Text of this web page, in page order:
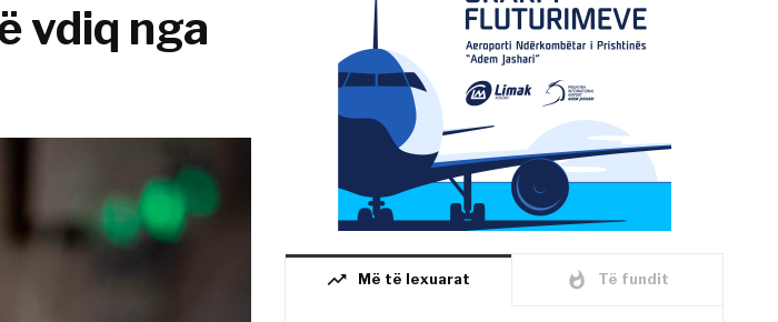
vdiq nga
trending_up Më të lexuarat whatshot Të fundit